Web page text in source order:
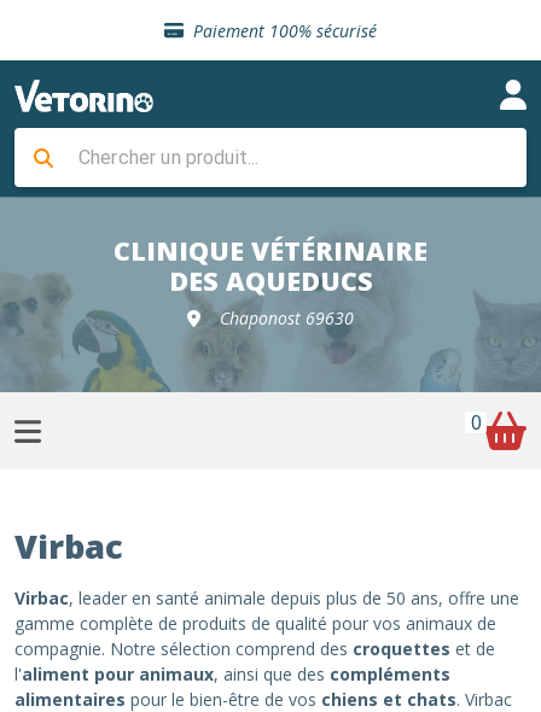
Paiement 100% sécurisé
Livraison gratuite en clinique vétérinaire
Sélection de croquettes vétérinaire
Livraison gratuite en clinique vétérinaire
Retour gratuit en clinique
CLINIQUE VÉTÉRINAIRE
DES AQUEDUCS
Chaponost 69630
0
Virbac
Virbac, leader en santé animale depuis plus de 50 ans, offre une
gamme complète de produits de qualité pour vos animaux de
compagnie. Notre sélection comprend des croquettes et de
l'aliment pour animaux, ainsi que des compléments
alimentaires pour le bien-être de vos chiens et chats. Virbac